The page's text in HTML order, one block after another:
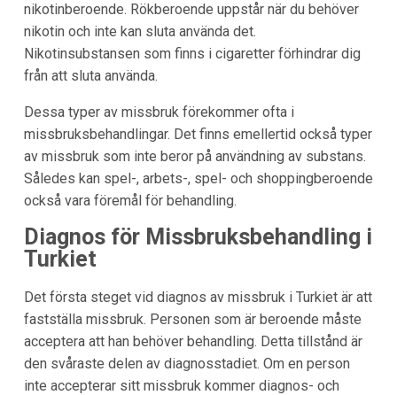
nikotinberoende. Rökberoende uppstår när du behöver
nikotin och inte kan sluta använda det.
Nikotinsubstansen som finns i cigaretter förhindrar dig
från att sluta använda.
Dessa typer av missbruk förekommer ofta i
missbruksbehandlingar. Det finns emellertid också typer
av missbruk som inte beror på användning av substans.
Således kan spel-, arbets-, spel- och shoppingberoende
också vara föremål för behandling.
Diagnos för Missbruksbehandling i
Turkiet
Det första steget vid diagnos av missbruk i Turkiet är att
fastställa missbruk. Personen som är beroende måste
acceptera att han behöver behandling. Detta tillstånd är
den svåraste delen av diagnosstadiet. Om en person
inte accepterar sitt missbruk kommer diagnos- och